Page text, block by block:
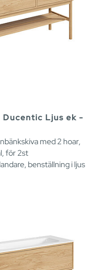
Ducentic Ljus ek -
med 2 hoar,
för 2st
benställning i ljus